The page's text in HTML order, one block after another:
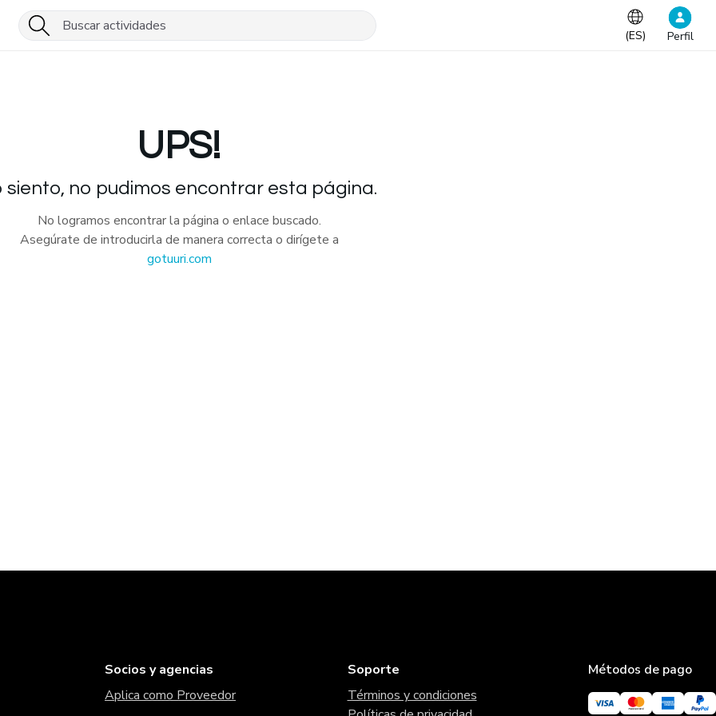
(ES) Perfil
UPS!
siento, no pudimos encontrar esta página.
No logramos encontrar la página o enlace buscado.
Asegúrate de introducirla de manera correcta o dirígete a
gotuuri.com
Socios y agencias
Aplica como Proveedor
Soporte
Términos y condiciones
Métodos de pago